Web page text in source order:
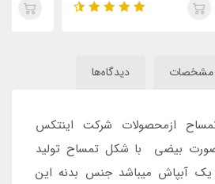
مشخصات دیدگاه‌ها
ازمحصولات شرکت اینتکس
بیضی با شکل تمساح تولید
آبپاش میباشد جنس بدنه این